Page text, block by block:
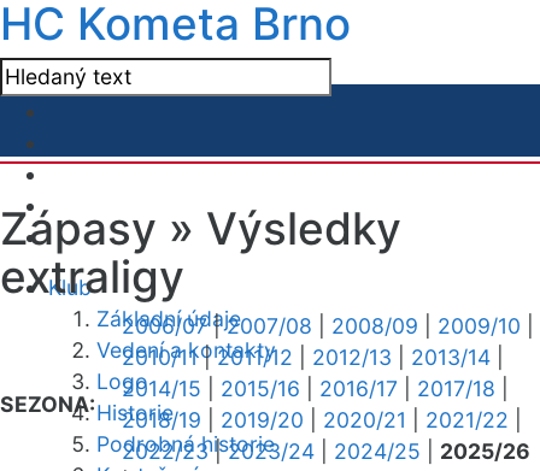
HC Kometa Brno
Klub
Základní údaje
Vedení a kontakty
Logo
Historie
Podrobná historie
Zápasy » Výsledky
extraligy
SEZONA:
2006/07|2007/08 2008/09 2009/10
2010/11|2011/12 2012/13 2013/14
2014/15
2015/16 2016/17 2017/18
2018/19
2019/20 2020/21 2021/22
2022/23|2023/24 2024/25
2025/26